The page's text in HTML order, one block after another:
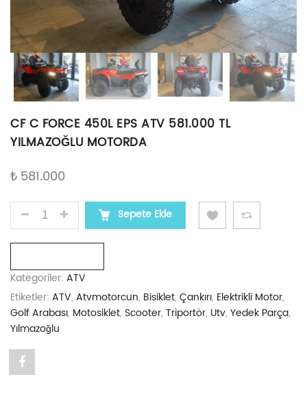
CF C FORCE 450L EPS ATV 581.000 TL
YILMAZOĞLU MOTORDA
₺ 581.000
CF C FORCE 450L EPS ATV 581.000 TL YILMAZOĞLU
Sepete Ekle
Kategoriler: ATV
Etiketler: ATV, Atvmotorcun, Bisiklet, Çankırı, Elektrikli Motor,
Golf Arabası, Motosiklet, Scooter, Triportör, Utv, Yedek Parça,
Yılmazoğlu
Share